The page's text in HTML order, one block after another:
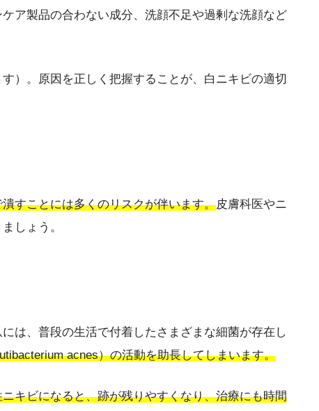
ケア製品の合わない成分、洗顔不足や過剰な洗顔など
）。原因を正しく把握することが、白ニキビの適切
すことには多くのリスクが伴います。皮膚科医やニ
しょう。
は、普段の生活で付着したさまざまな細菌が存在し
acnes）の活動を助長してしまいます。
キビになると、跡が残りやすくなり、治療にも時間